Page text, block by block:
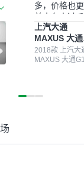
多，价格也
前卖车来过
成，但APP
是大平台，
终买了一台
车，公里数9
捷，其他平
上汽大通
MAXUS 大通
G10
2018款 上汽大
MAXUS 大通